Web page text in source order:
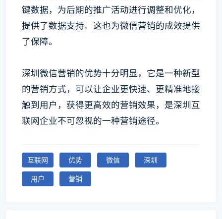
键数据，为后期的推广活动进行调整和优化，
提供了数据支持。这也为微信营销的成效提供
了保障。
深圳微信营销的优势十分明显，它是一种新型
的营销方式，可以让企业更快速、更精准地接
触到用户，获得更高效的营销效果，是深圳互
联网企业不可忽视的一种营销途径。
互联网 优势 微信
深圳
用户
营销